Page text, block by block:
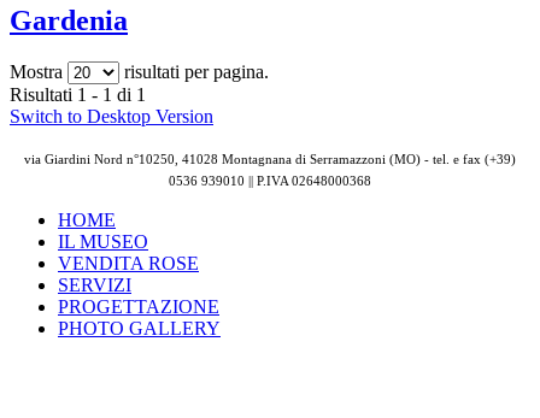
Gardenia
Mostra
risultati per pagina.
Risultati 1 - 1 di 1
Switch to Desktop Version
via Giardini Nord n°10250, 41028 Montagnana di Serramazzoni (MO) - tel. e fax (+39)
0536 939010 || P.IVA02648000368
HOME
IL MUSEO
VENDITA ROSE
SERVIZI
PROGETTAZIONE
PHOTO GALLERY